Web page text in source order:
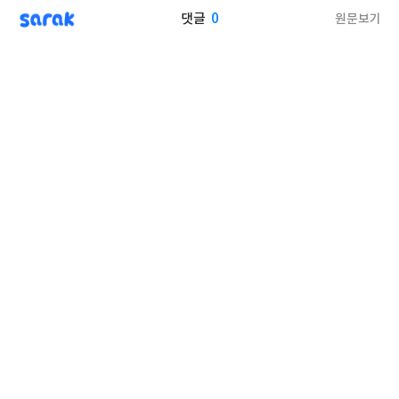
sarak 댓글 0 원문보기